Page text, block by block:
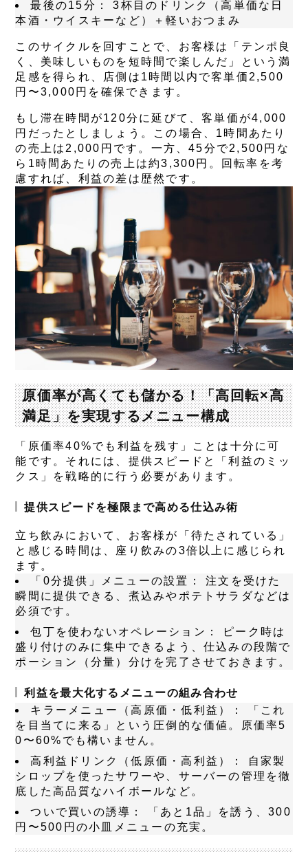
最後の15分：
3杯目のドリンク（高単価な日
本酒・ウイスキーなど）＋軽いおつまみ
このサイクルを回すことで、お客様は「テンポ良
く、美味しいものを短時間で楽しんだ」という満
足感を得られ、店側は1時間以内で客単価2,500
円〜3,000円を確保できます。
もし滞在時間が120分に延びて、客単価が4,000
円だったとしましょう。この場合、1時間あたり
の売上は2,000円です。一方、45分で2,500円な
ら1時間あたりの売上は約3,300円。回転率を考
慮すれば、利益の差は歴然です。
原価率が高くても儲かる！「高回転×高
満足」を実現するメニュー構成
「原価率40%でも利益を残す」ことは十分に可
能です。それには、提供スピードと「利益のミッ
クス」を戦略的に行う必要があります。
提供スピードを極限まで高める仕込み術
立ち飲みにおいて、お客様が「待たされている」
と感じる時間は、座り飲みの3倍以上に感じられ
ます。
「0分提供」メニューの設置：
注文を受けた
瞬間に提供できる、煮込みやポテトサラダなどは
必須です。
包丁を使わないオペレーション：
ピーク時は
盛り付けのみに集中できるよう、仕込みの段階で
ポーション（分量）分けを完了させておきます。
利益を最大化するメニューの組み合わせ
キラーメニュー（高原価・低利益）：
「これ
を目当てに来る」という圧倒的な価値。原価率5
0〜60%でも構いません。
高利益ドリンク（低原価・高利益）：
自家製
シロップを使ったサワーや、サーバーの管理を徹
底した高品質なハイボールなど。
ついで買いの誘導：
「あと1品」を誘う、300
円〜500円の小皿メニューの充実。